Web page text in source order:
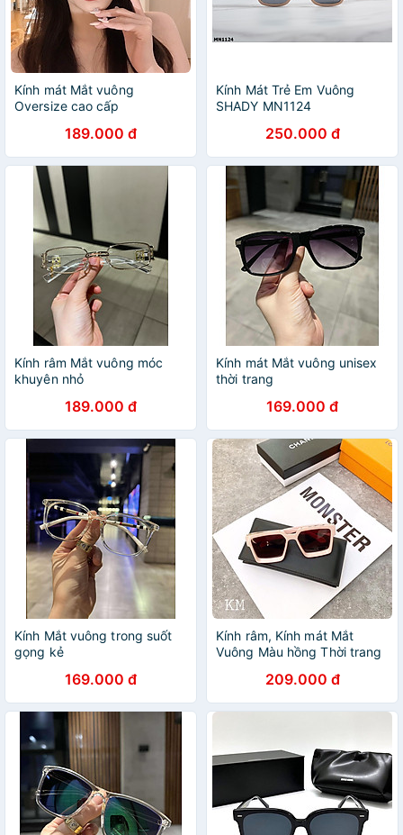
Kính mát Mắt vuông
Oversize cao cấp
189.000 đ
Kính Mát Trẻ Em Vuông
SHADY MN1124
250.000 đ
Kính râm Mắt vuông móc
khuyên nhỏ
189.000 đ
Kính mát Mắt vuông unisex
thời trang
169.000 đ
Kính Mắt vuông trong suốt
gọng kẻ
169.000 đ
Kính râm, Kính mát Mắt
Vuông Màu hồng Thời trang
209.000 đ